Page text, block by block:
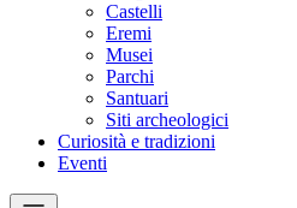
Castelli
Eremi
Musei
Parchi
Santuari
Siti archeologici
Curiosità e tradizioni
Eventi